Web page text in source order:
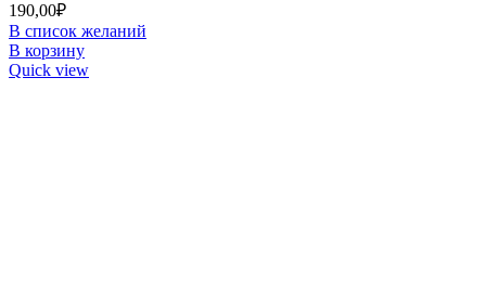
190,00₽
В список желаний
В корзину
Quick view